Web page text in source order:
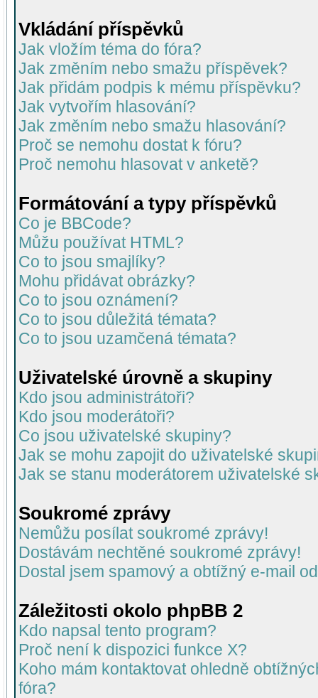
Vkládání příspěvků
Jak vložím téma do fóra?
Jak změním nebo smažu příspěvek?
Jak přidám podpis k mému příspěvku?
Jak vytvořím hlasování?
Jak změním nebo smažu hlasování?
Proč se nemohu dostat k fóru?
Proč nemohu hlasovat v anketě?
Formátování a typy příspěvků
Co je BBCode?
Můžu používat HTML?
Co to jsou smajlíky?
Mohu přidávat obrázky?
Co to jsou oznámení?
Co to jsou důležitá témata?
Co to jsou uzamčená témata?
Uživatelské úrovně a skupiny
Kdo jsou administrátoři?
Kdo jsou moderátoři?
Co jsou uživatelské skupiny?
Jak se mohu zapojit do uživatelské
Jak se stanu moderátorem uživatelské
Soukromé zprávy
Nemůžu posílat soukromé zprávy!
Dostávám nechtěné soukromé zprávy!
Dostal jsem spamový a obtížný e-mail
Záležitosti okolo phpBB 2
Kdo napsal tento program?
Proč není k dispozici funkce X?
Koho mám kontaktovat ohledně
fóra?